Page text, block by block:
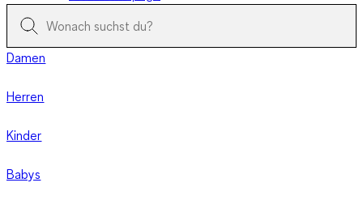
Damen
Herren
Kinder
Babys